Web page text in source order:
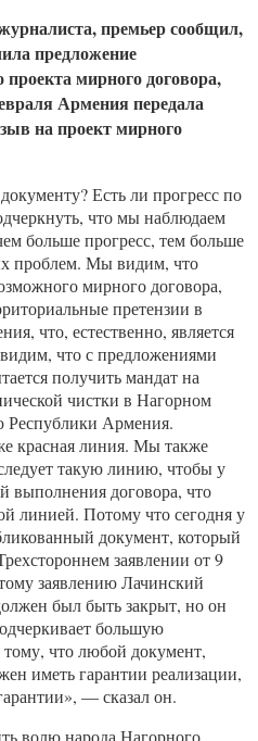
премьер сообщил,
предложение
мирного договора,
Армения передала
на проект мирного
Есть ли прогресс по
что мы наблюдаем
больше прогресс, тем больше
проблем. Мы видим, что
мирного договора,
претензии в
что, естественно, является
что с предложениями
получить мандат на
чистки в Нагорном
Республики Армения.
красная линия. Мы также
такую линию, чтобы у
выполнения договора, что
линией. Потому что сегодня у
документ, который
заявлении от 9
заявлению Лачинский
был быть закрыт, но он
большую
что любой документ,
иметь гарантии реализации,
— сказал он.
волю народа Нагорного